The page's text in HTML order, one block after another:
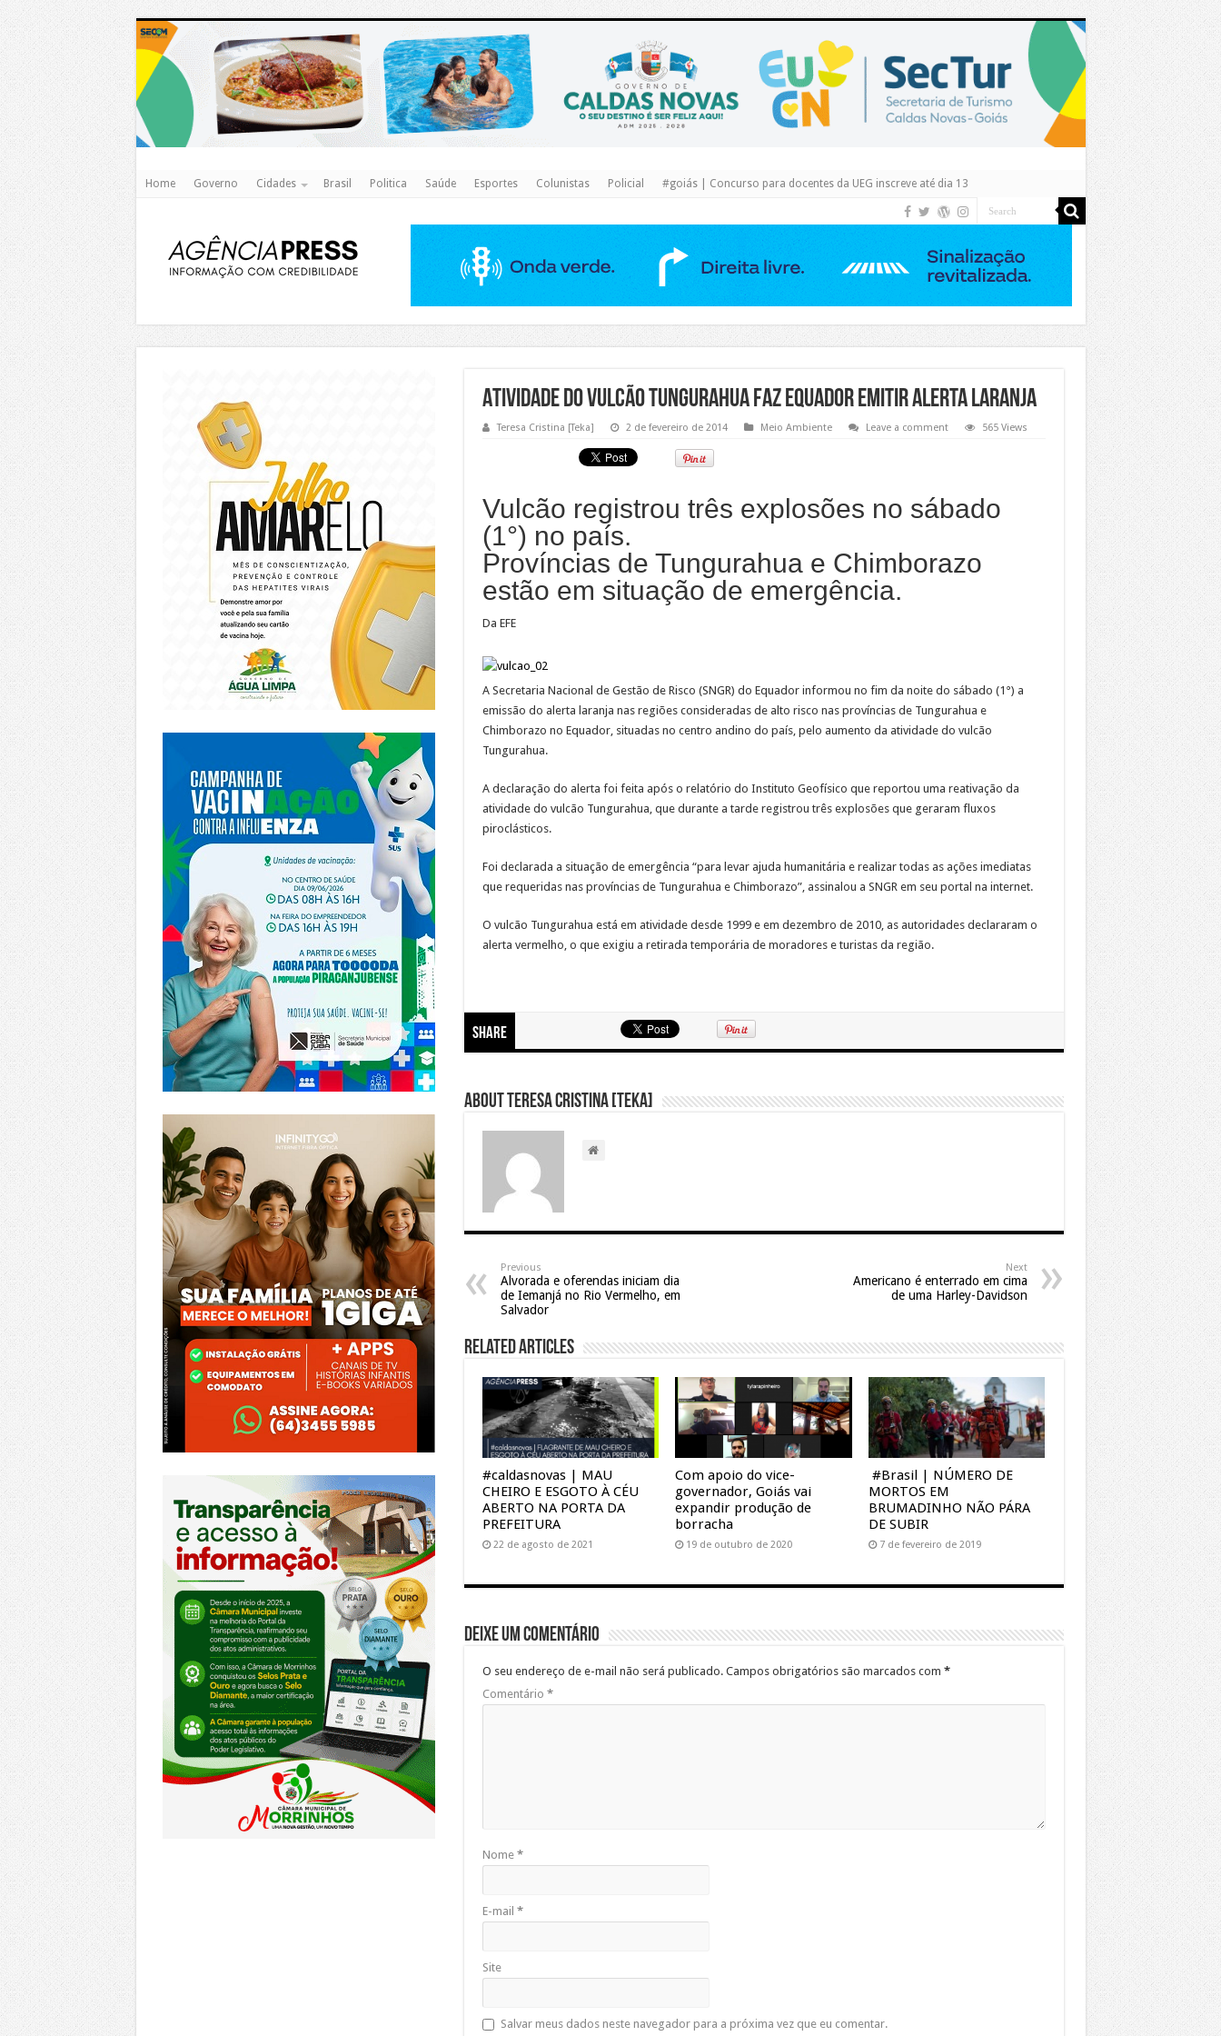
https://www.caldasnovas.go.gov.br/
Home Governo Cidades Brasil Politica Saúde Esportes Colunistas Policial #goiás | Concurso para docentes da UEG inscreve até dia 13
Atividade do vulcão Tungurahua faz Equador emitir alerta laranja
Teresa Cristina [Teka] 2 de fevereiro de 2014 Meio Ambiente Leave a comment 565 Views
Vulcão registrou três explosões no sábado
(1°) no país.
Províncias de Tungurahua e Chimborazo
estão em situação de emergência.
Da EFE
A Secretaria Nacional de Gestão de Risco (SNGR) do Equador informou no fim da noite do sábado (1°) a
emissão do alerta laranja nas regiões consideradas de alto risco nas províncias de Tungurahua e
Chimborazo no Equador, situadas no centro andino do país, pelo aumento da atividade do vulcão
Tungurahua.
A declaração do alerta foi feita após o relatório do Instituto Geofísico que reportou uma reativação da
atividade do vulcão Tungurahua, que durante a tarde registrou três explosões que geraram fluxos
piroclásticos.
Foi declarada a situação de emergência “para levar ajuda humanitária e realizar todas as ações imediatas
que requeridas nas províncias de Tungurahua e Chimborazo”, assinalou a SNGR em seu portal na internet.
O vulcão Tungurahua está em atividade desde 1999 e em dezembro de 2010, as autoridades declararam o
alerta vermelho, o que exigiu a retirada temporária de moradores e turistas da região.
Share
About Teresa Cristina [Teka]
Previous
Alvorada e oferendas iniciam dia
de Iemanjá no Rio Vermelho, em
Salvador
Next
Americano é enterrado em cima
de uma Harley-Davidson
Related Articles
#caldasnovas | MAU
CHEIRO E ESGOTO À CÉU
ABERTO NA PORTA DA
PREFEITURA
22 de agosto de 2021
Com apoio do vice-
governador, Goiás vai
expandir produção de
borracha
19 de outubro de 2020
#Brasil | NÚMERO DE
MORTOS EM
BRUMADINHO NÃO PÁRA
DE SUBIR
7 de fevereiro de 2019
Deixe um comentário
O seu endereço de e-mail não será publicado. Campos obrigatórios são marcados com *
Comentário *
Nome *
E-mail *
Site
Salvar meus dados neste navegador para a próxima vez que eu comentar.
https://piracanjuba.go.gov.br/
https://www.infinitygo.com.br/
https://morrinhos.go.leg.br/